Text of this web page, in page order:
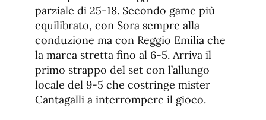
parziale di 25-18. Secondo game più
equilibrato, con Sora sempre alla
conduzione ma con Reggio Emilia che
la marca stretta fino al 6-5. Arriva il
primo strappo del set con l’allungo
locale del 9-5 che costringe mister
Cantagalli a interrompere il gioco.